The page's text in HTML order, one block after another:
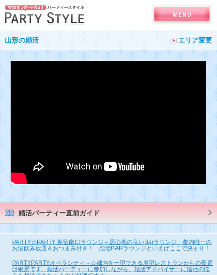
山形の婚活 エリア変更
婚活パーティー直前ガイド
PARTY☆PARTY 新宿南口ラウンジ～居心地の良いBarラウンジ 都内唯一の
お酒飲み放題＆おつまみ付き！ 恋活BARラウンジといえばここで決まり！
PARTYPARTYオペラシティ～☆都内を一望できる展望レストランからの夜景
は絶景です。婚活パーティーに参加しながら、婚活アドバイザーに婚活の悩